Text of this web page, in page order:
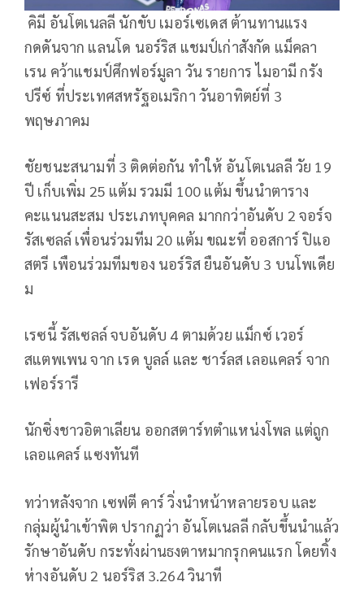
คิมี อันโตเนลลี นักขับ เมอร์เซเดส ต้านทานแรง
กดดันจาก แลนโด นอร์ริส แชมป์เก่าสังกัด แม็คลา
เรน คว้าแชมป์ศึกฟอร์มูลา วัน รายการ ไมอามี กรัง
ปรีซ์ ที่ประเทศสหรัฐอเมริกา วันอาทิตย์ที่ 3
พฤษภาคม
ชัยชนะสนามที่ 3 ติดต่อกัน ทำให้ อันโตเนลลี วัย 19
ปี เก็บเพิ่ม 25 แต้ม รวมมี 100 แต้ม ขึ้นนำตาราง
คะแนนสะสม ประเภทบุคคล มากกว่าอันดับ 2 จอร์จ
รัสเซลล์ เพื่อนร่วมทีม 20 แต้ม ขณะที่ ออสการ์ ปิแอ
สตรี เพือนร่วมทีมของ นอร์ริส ยืนอันดับ 3 บนโพเดีย
ม
เรซนี้ รัสเซลล์ จบอันดับ 4 ตามด้วย แม็กซ์ เวอร์
สแตพเพน จาก เรด บูลล์ และ ชาร์ลส เลอแคลร์ จาก
เฟอร์รารี
นักซิ่งชาวอิตาเลียน ออกสตาร์ทตำแหน่งโพล แต่ถูก
เลอแคลร์ แซงทันที
ทว่าหลังจาก เซฟตี คาร์ วิ่งนำหน้าหลายรอบ และ
กลุ่มผู้นำเข้าพิต ปรากฏว่า อันโตเนลลี กลับขึ้นนำแล้ว
รักษาอันดับ กระทั่งผ่านธงตาหมากรุกคนแรก โดยทิ้ง
ห่างอันดับ 2 นอร์ริส 3.264 วินาที